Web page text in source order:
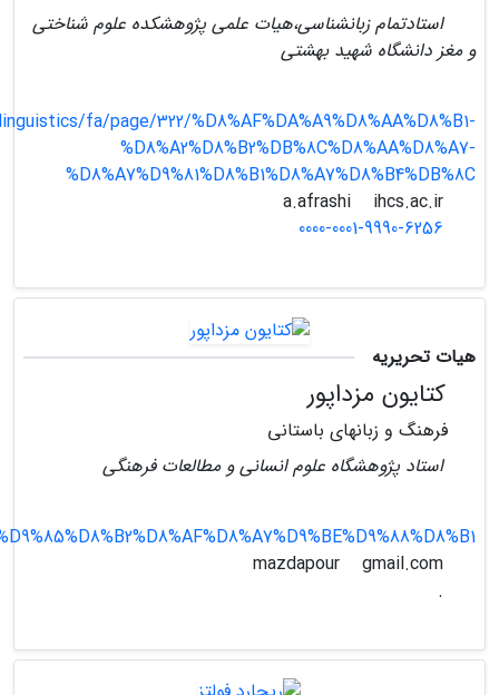
استادتمام زبانشناسی،هیات علمی پژوهشکده علوم شناختی
و مغز دانشگاه شهید بهشتی
fa/page/322/%D8%AF%DA%A9%D8%AA%D8%B1-
%D8%A2%D8%B2%DB%8C%D8%AA%D8%A7-
%D8%A7%D9%81%D8%B1%D8%A7%D8%B4%DB%8C
ihcs.ac.ir
0000-0001-9990-6256
هیات تحریریه
کتایون مزداپور
فرهنگ و زبانهای باستانی
استاد پژوهشگاه علوم انسانی و مطالعات فرهنگی
gmail.com
.